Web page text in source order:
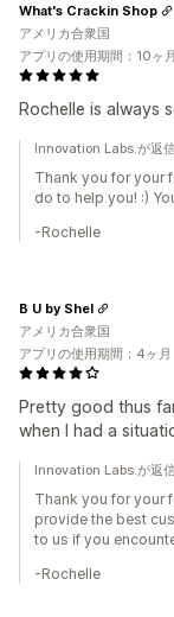
Rochelle is always
What's Crackin Shop
アメリカ合衆国
アプリの使用期間：10ヶ月
Innovation Labs.が返
Thank you for your
do to help you! :)
-Rochelle
Pretty good thus
when I had a
B U by Shel
アメリカ合衆国
アプリの使用期間：4ヶ月
Innovation Labs.が返
Thank you for your
provide the best
to us if you
-Rochelle